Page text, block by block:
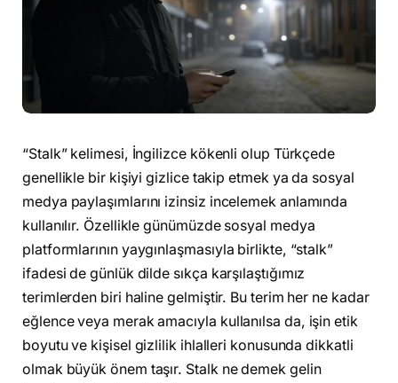
“Stalk” kelimesi, İngilizce kökenli olup Türkçede
genellikle bir kişiyi gizlice takip etmek ya da sosyal
medya paylaşımlarını izinsiz incelemek anlamında
kullanılır. Özellikle günümüzde sosyal medya
platformlarının yaygınlaşmasıyla birlikte, “stalk”
ifadesi de günlük dilde sıkça karşılaştığımız
terimlerden biri haline gelmiştir. Bu terim her ne kadar
eğlence veya merak amacıyla kullanılsa da, işin etik
boyutu ve kişisel gizlilik ihlalleri konusunda dikkatli
olmak büyük önem taşır. Stalk ne demek gelin